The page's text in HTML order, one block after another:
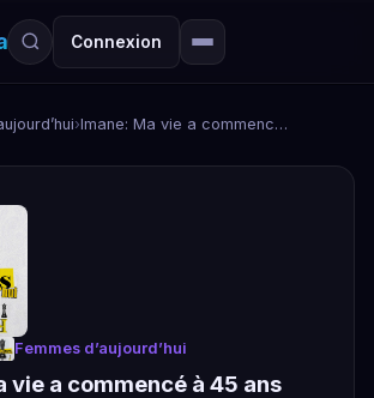
Connexion
› Imane: Ma vie a commencé à 45 ans
Femmes d’aujourd’hui
vie a commencé à 45 ans